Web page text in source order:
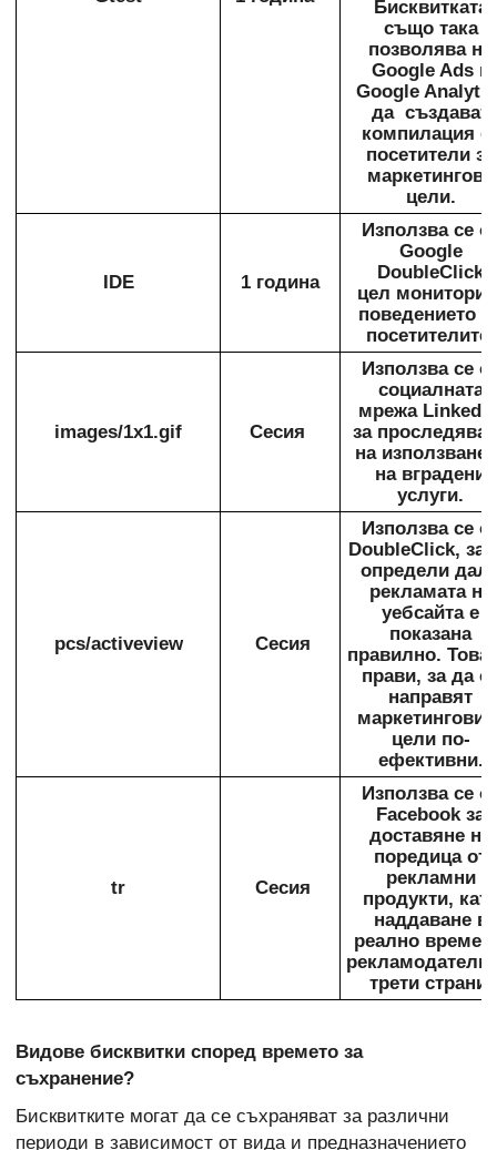
Бисквитката
също така
позволява на
Google Ads и
Google
да създават
компилация
посетители за
маркетингови
цели.
IDE 1 година
Използва се
Google
DoubleClick
цел
поведението
посетителите.
images/1x1.gif Сесия
Използва се
социалната
мрежа
за
на
на вградени
услуги.
pcs/activeview Сесия
Използва се
DoubleClick, за
определи
рекламата на
уебсайта е
показана
правилно. Това
прави, за да
направят
цели по-
ефективни.
tr Сесия
Използва се
Facebook за
доставяне на
поредица от
рекламни
продукти,
наддаване в
реално време
рекламодатели
трети страни.
Видове бисквитки според времето за
съхранение?
Бисквитките могат да се съхраняват за различни
периоди в зависимост от вида и предназначението